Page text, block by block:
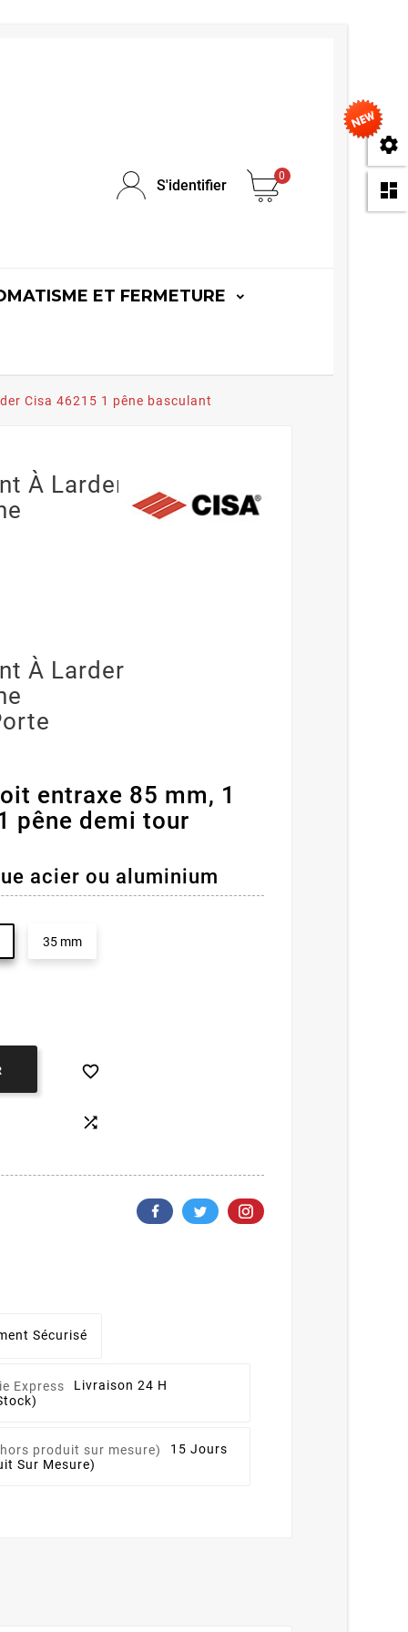
S'identifier
0
ET FERMETURE
Cisa 46215 1 pêne basculant
À Larder
À Larder
entraxe 85 mm, 1
pêne demi tour
acier ou aluminium
35 mm


Sécurisé
Livraison 24 H
15 Jours
Sur Mesure)